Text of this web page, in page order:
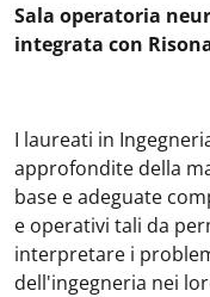
Sala operatoria
integrata con
I laureati in
approfondite della
base e adeguate
e operativi tali da
interpretare i
dell'ingegneria nei